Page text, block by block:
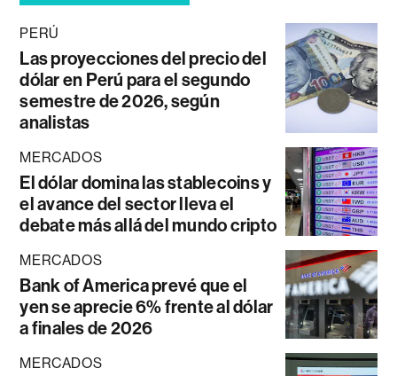
PERÚ
Las proyecciones del precio del
dólar en Perú para el segundo
semestre de 2026, según
analistas
MERCADOS
El dólar domina las stablecoins y
el avance del sector lleva el
debate más allá del mundo cripto
MERCADOS
Bank of America prevé que el
yen se aprecie 6% frente al dólar
a finales de 2026
MERCADOS